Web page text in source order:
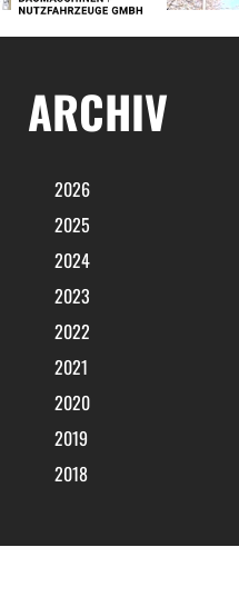
ARCHIV
2026
2025
2024
2023
2022
2021
2020
2019
2018